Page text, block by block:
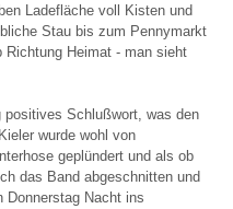
Ladefläche voll Kisten und
Stau bis zum Pennymarkt
Richtung Heimat - man sieht
positives Schlußwort, was den
wurde wohl von
geplündert und als ob
das Band abgeschnitten und
Donnerstag Nacht ins